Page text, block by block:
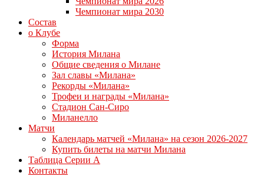
Чемпионат мира 2030
Состав
о Клубе
Форма
История Милана
Общие сведения о Милане
Зал славы «Милана»
Рекорды «Милана»
Трофеи и награды «Милана»
Стадион Сан-Сиро
Миланелло
Матчи
Календарь матчей «Милана» на сезон 2026-2027
Купить билеты на матчи Милана
Таблица Серии А
Контакты